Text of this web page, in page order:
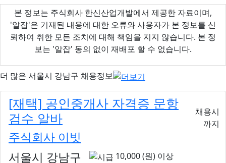
본 정보는 주식회사 한신산업개발에서 제공한 자료이며,
'알잡'은 기재된 내용에 대한 오류와 사용자가 본 정보를 신
뢰하여 취한 모든 조치에 대해 책임을 지지 않습니다. 본 정
보는 '알잡' 동의 없이 재배포 할 수 없습니다.
더 많은 서울시 강남구 채용정보
[재택] 공인중개사 자격증 문항
검수 알바
주식회사 이빗
채용시
까지
서울시 강남구 10,000 (원) 이상